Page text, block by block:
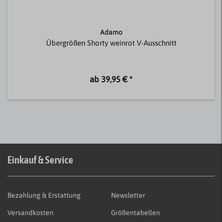
Adamo
Übergrößen Shorty weinrot V-Ausschnitt
ab 39,95 € *
Einkauf & Service
Bezahlung & Erstattung
Versandkosten
Newsletter
Größentabellen